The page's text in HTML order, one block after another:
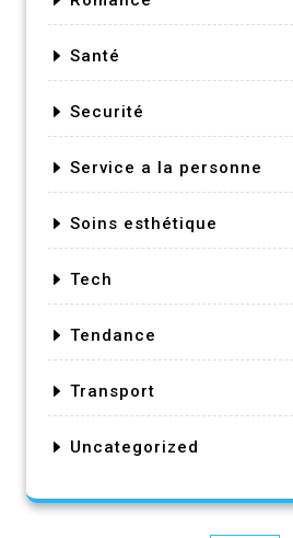
Santé
Securité
Service a la personne
Soins esthétique
Tech
Tendance
Transport
Uncategorized